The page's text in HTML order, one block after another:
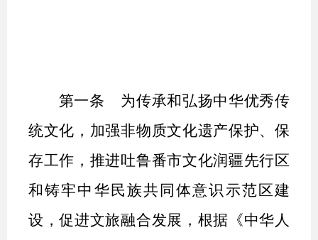
第一条 为传承和弘扬中华优秀传
统文化，加强非物质文化遗产保护、保
存工作，推进吐鲁番市文化润疆先行区
和铸牢中华民族共同体意识示范区建
设 ，促进文旅融合发展 ， 根据《中华人